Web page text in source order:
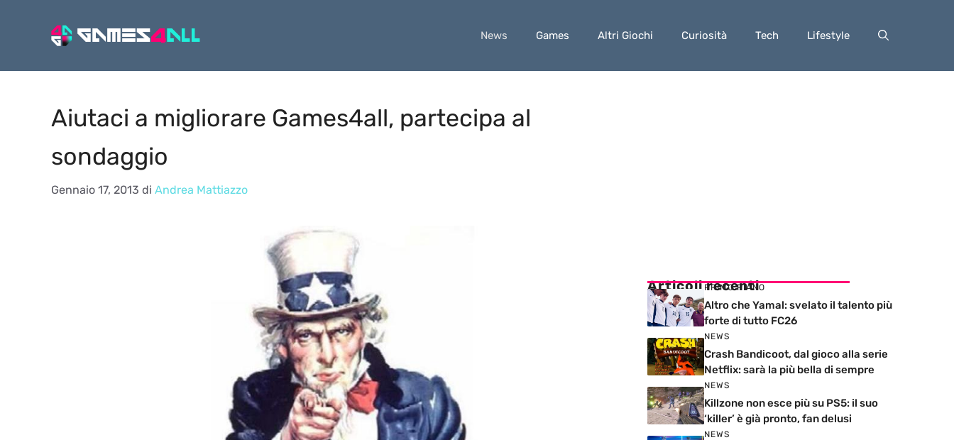
News Games Altri Giochi Curiosità Tech Lifestyle
Aiutaci a migliorare Games4all, partecipa al
sondaggio
Gennaio 17, 2013 di Andrea Mattiazzo
Articoli recenti
PRIMO PIANO
Altro che Yamal: svelato il talento più
forte di tutto FC26
NEWS
Crash Bandicoot, dal gioco alla serie
Netflix: sarà la più bella di sempre
NEWS
Killzone non esce più su PS5: il suo
‘killer’ è già pronto, fan delusi
NEWS